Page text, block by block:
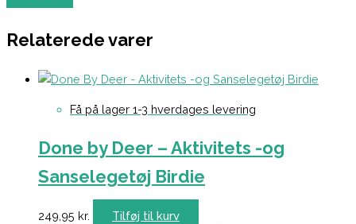
Relaterede varer
Få på lager 1-3 hverdages levering
Done by Deer – Aktivitets -og
Sanselegetøj Birdie
249,95 kr. Tilføj til kurv